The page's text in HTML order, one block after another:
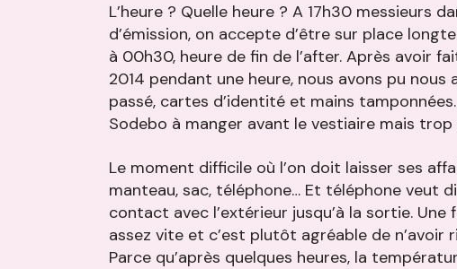
L’heure ? Quelle heure ? A 17h30 messieurs
d’émission, on accepte d’être sur place
à 00h30, heure de fin de l’after. Après avoir
2014 pendant une heure, nous avons pu
passé, cartes d’identité et mains
Sodebo à manger avant le vestiaire mais
Le moment difficile où l’on doit laisser ses
manteau, sac, téléphone… Et téléphone veut
contact avec l’extérieur jusqu’à la sortie.
assez vite et c’est plutôt agréable de n’avoir
Parce qu’après quelques heures, la